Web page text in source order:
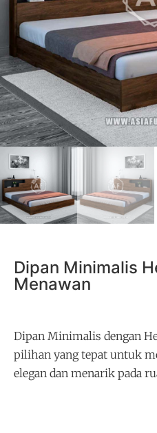
Dipan Minimalis
Menawan
Dipan Minimalis dengan
pilihan yang tepat untuk
elegan dan menarik pada